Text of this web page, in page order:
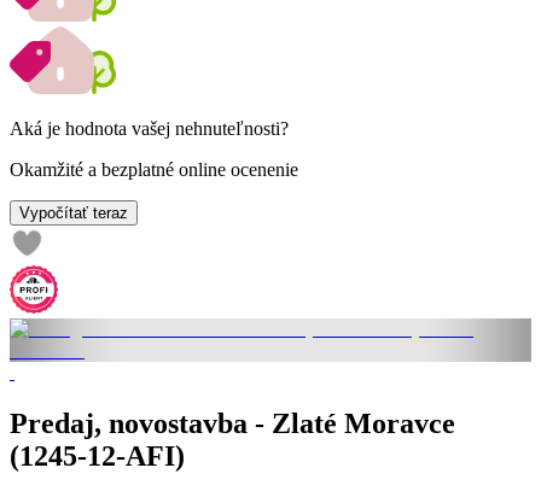
Aká je hodnota vašej nehnuteľnosti?
Okamžité a bezplatné online ocenenie
Vypočítať teraz
Predaj, novostavba - Zlaté Moravce
(1245-12-AFI)